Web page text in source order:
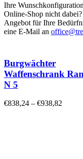
Ihre
Online-Shop nicht
Angebot für Ihre
eine E-Mail an
Burgwächter
Waffenschrank
N 5
€838,24 – €938,82